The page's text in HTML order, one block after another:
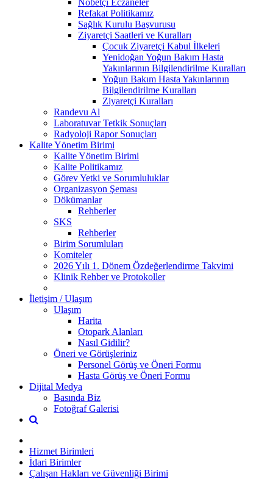
Refakat Politikamız
Sağlık Kurulu Başvurusu
Ziyaretçi Saatleri ve Kuralları
Çocuk Ziyaretçi Kabul İlkeleri
Yenidoğan Yoğun Bakım Hasta
Yakınlarının Bilgilendirilme Kuralları
Yoğun Bakım Hasta Yakınlarının
Bilgilendirilme Kuralları
Ziyaretçi Kuralları
Randevu Al
Laboratuvar Tetkik Sonuçları
Radyoloji Rapor Sonuçları
Kalite Yönetim Birimi
Kalite Yönetim Birimi
Kalite Politikamız
Görev Yetki ve Sorumluluklar
Organizasyon Şeması
Dökümanlar
Rehberler
SKS
Rehberler
Birim Sorumluları
Komiteler
2026 Yılı 1. Dönem Özdeğerlendirme Takvimi
Klinik Rehber ve Protokoller
İletişim / Ulaşım
Ulaşım
Harita
Otopark Alanları
Nasıl Gidilir?
Öneri ve Görüşleriniz
Personel Görüş ve Öneri Formu
Hasta Görüş ve Öneri Formu
Dijital Medya
Basında Biz
Fotoğraf Galerisi
Hizmet Birimleri
İdari Birimler
Çalışan Hakları ve Güvenliği Birimi